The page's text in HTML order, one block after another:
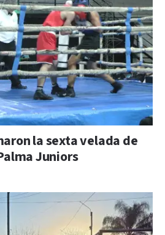
la sexta velada de
Juniors